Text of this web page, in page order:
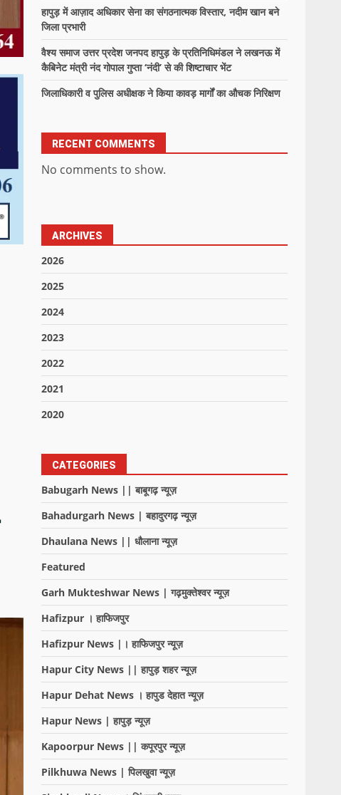
हापुड़ में आज़ाद अधिकार सेना का संगठनात्मक विस्तार, नदीम खान बने
जिला प्रभारी
वैश्य समाज उत्तर प्रदेश जनपद हापुड़ के प्रतिनिधिमंडल ने लखनऊ में
कैबिनेट मंत्री नंद गोपाल गुप्ता ‘नंदी’ से की शिष्टाचार भेंट
जिलाधिकारी व पुलिस अधीक्षक ने किया कावड़ मार्गों का औचक निरिक्षण
RECENT COMMENTS
No comments to show.
ARCHIVES
2026
2025
2024
2023
2022
2021
2020
CATEGORIES
Babugarh News || बाबूगढ़ न्यूज़
Bahadurgarh News | बहादुरगढ़ न्यूज़
Dhaulana News || धौलाना न्यूज़
Featured
Garh Mukteshwar News | गढ़मुक्तेश्वर न्यूज़
Hafizpur । हाफिजपुर
Hafizpur News |। हाफिजपुर न्यूज़
Hapur City News || हापुड़ शहर न्यूज़
Hapur Dehat News । हापुड देहात न्यूज़
Hapur News | हापुड़ न्यूज़
Kapoorpur News || कपूरपुर न्यूज़
Pilkhuwa News | पिलखुवा न्यूज़